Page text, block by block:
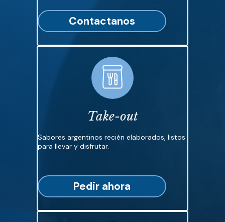
Contactanos
Take-out
Sabores argentinos recién elaborados, listos
para llevar y disfrutar.
Pedir ahora